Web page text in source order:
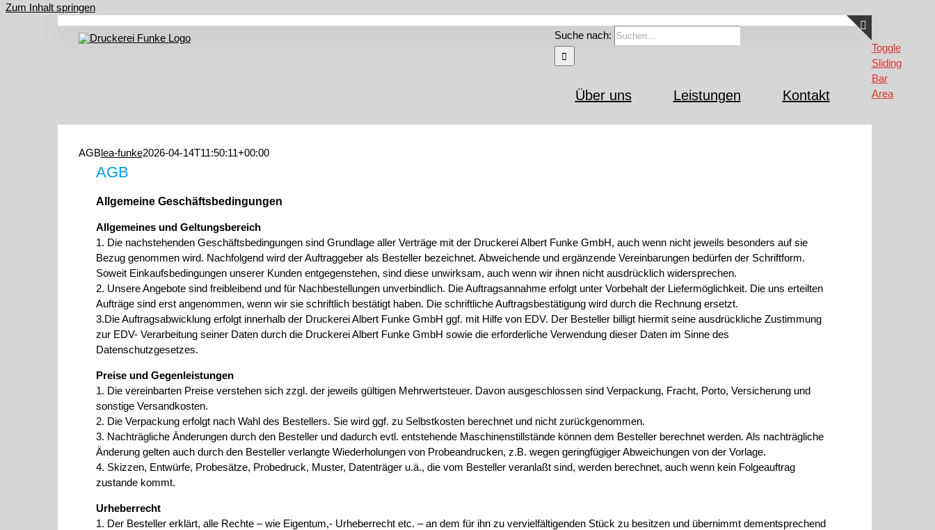
Zum Inhalt springen
Suche nach:
Über uns Leistungen Kontakt
AGBlea-funke2026-04-14T11:50:11+00:00
AGB
Allgemeine Geschäftsbedingungen
Allgemeines und Geltungsbereich
1. Die nachstehenden Geschäftsbedingungen sind Grundlage aller Verträge mit der Druckerei Albert Funke GmbH, auch wenn nicht jeweils besonders auf sie
Bezug genommen wird. Nachfolgend wird der Auftraggeber als Besteller bezeichnet. Abweichende und ergänzende Vereinbarungen bedürfen der Schriftform.
Soweit Einkaufsbedingungen unserer Kunden entgegenstehen, sind diese unwirksam, auch wenn wir ihnen nicht ausdrücklich widersprechen.
2. Unsere Angebote sind freibleibend und für Nachbestellungen unverbindlich. Die Auftragsannahme erfolgt unter Vorbehalt der Liefermöglichkeit. Die uns erteilten
Aufträge sind erst angenommen, wenn wir sie schriftlich bestätigt haben. Die schriftliche Auftragsbestätigung wird durch die Rechnung ersetzt.
3.Die Auftragsabwicklung erfolgt innerhalb der Druckerei Albert Funke GmbH ggf. mit Hilfe von EDV. Der Besteller billigt hiermit seine ausdrückliche Zustimmung
zur EDV- Verarbeitung seiner Daten durch die Druckerei Albert Funke GmbH sowie die erforderliche Verwendung dieser Daten im Sinne des
Datenschutzgesetzes.
Preise und Gegenleistungen
1. Die vereinbarten Preise verstehen sich zzgl. der jeweils gültigen Mehrwertsteuer. Davon ausgeschlossen sind Verpackung, Fracht, Porto, Versicherung und
sonstige Versandkosten.
2. Die Verpackung erfolgt nach Wahl des Bestellers. Sie wird ggf. zu Selbstkosten berechnet und nicht zurückgenommen.
3. Nachträgliche Änderungen durch den Besteller und dadurch evtl. entstehende Maschinenstillstände können dem Besteller berechnet werden. Als nachträgliche
Änderung gelten auch durch den Besteller verlangte Wiederholungen von Probeandrucken, z.B. wegen geringfügiger Abweichungen von der Vorlage.
4. Skizzen, Entwürfe, Probesätze, Probedruck, Muster, Datenträger u.ä., die vom Besteller veranlaßt sind, werden berechnet, auch wenn kein Folgeauftrag
zustande kommt.
Urheberrecht
1. Der Besteller erklärt, alle Rechte – wie Eigentum,- Urheberrecht etc. – an dem für ihn zu vervielfältigenden Stück zu besitzen und übernimmt dementsprechend
Toggle
Sliding
Bar
Area